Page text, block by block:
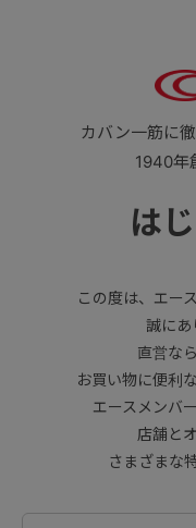
カバン一筋に
1940年
は
この度は、エー
誠にあ
直営な
お買い物に便利
エースメンバ
店舗と
さまざまな